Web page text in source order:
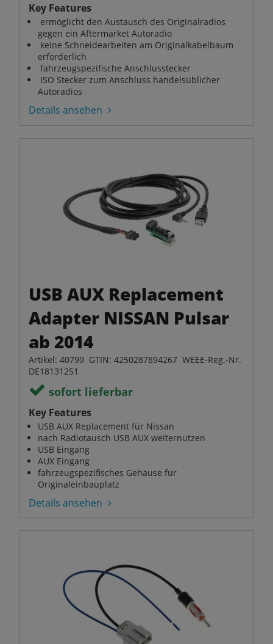
Key Features
ermöglicht den Austausch des Originalradios
gegen ein Aftermarket Autoradio
keine Schneidearbeiten am Originalkabelbaum
erforderlich
fahrzeugspezifische Anschlusstecker
ISO Stecker zum Anschluss handelsüblicher
Autoradios
Details ansehen
USB AUX Replacement
Adapter NISSAN Pulsar
ab 2014
Artikel: 40799 GTIN: 4250287894267 WEEE-Reg.-Nr.
DE18131251
sofort lieferbar
Key Features
USB AUX Replacement für Nissan
nach Radiotausch USB AUX weiternutzen
USB Eingang
AUX Eingang
fahrzeugspezifisches Gehäuse für
Originaleinbauplatz
Details ansehen